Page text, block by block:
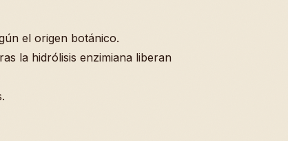
el origen botánico.
la hidrólisis enzimiana liberan